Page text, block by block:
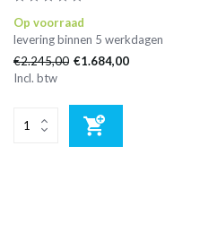
Op voorraad
levering binnen 5 werkdagen
€2.245,00 €1.684,00
Incl. btw